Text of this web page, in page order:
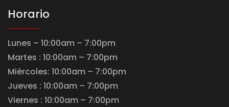
Horario
Lunes – 10:00am – 7:00pm
Martes : 10:00am – 7:00pm
Miércoles: 10:00am – 7:00pm
Jueves : 10:00am – 7:00pm
Viernes : 10:00am – 7:00pm